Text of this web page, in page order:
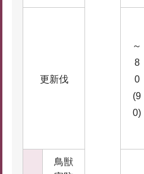
更新伐
～
8
0
(9
0)
鳥獣